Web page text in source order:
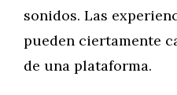
sonidos. Las
pueden ciertamente
de una plataforma.